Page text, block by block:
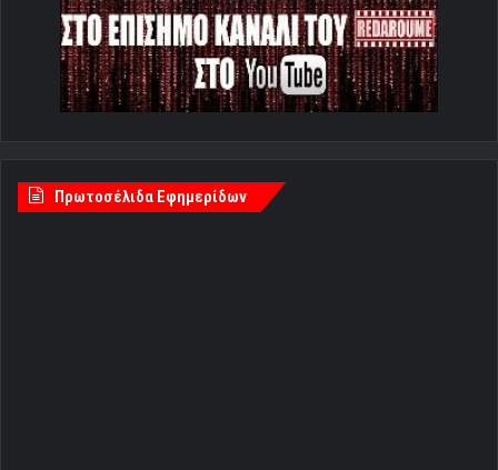
Πρωτοσέλιδα Εφημερίδων